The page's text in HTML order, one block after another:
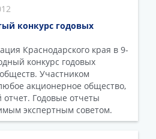
конкурс годовых
Краснодарского края в 9-
конкурс годовых
Участником
акционерное общество,
Годовые отчеты
экспертным советом.